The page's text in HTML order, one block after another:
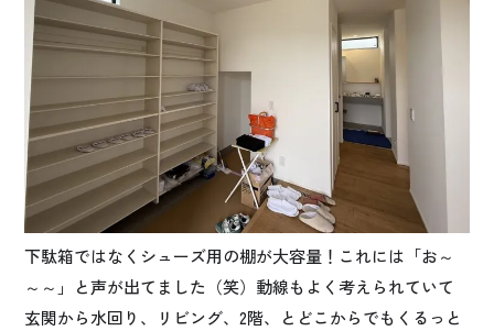
下駄箱ではなくシューズ用の棚が大容量！これには「お～
～～」と声が出てました（笑）動線もよく考えられていて
玄関から水回り、リビング、2階、とどこからでもくるっと